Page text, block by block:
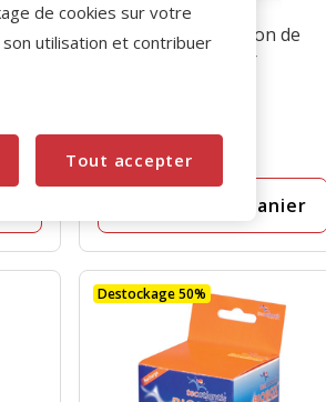
Aquadisio- Filtration de
Charbon Actif pour
étoiles
avis
6.99€
Ajouter au panier
Destockage 50%
de cookies sur votre
utilisation et contribuer
Tout accepter